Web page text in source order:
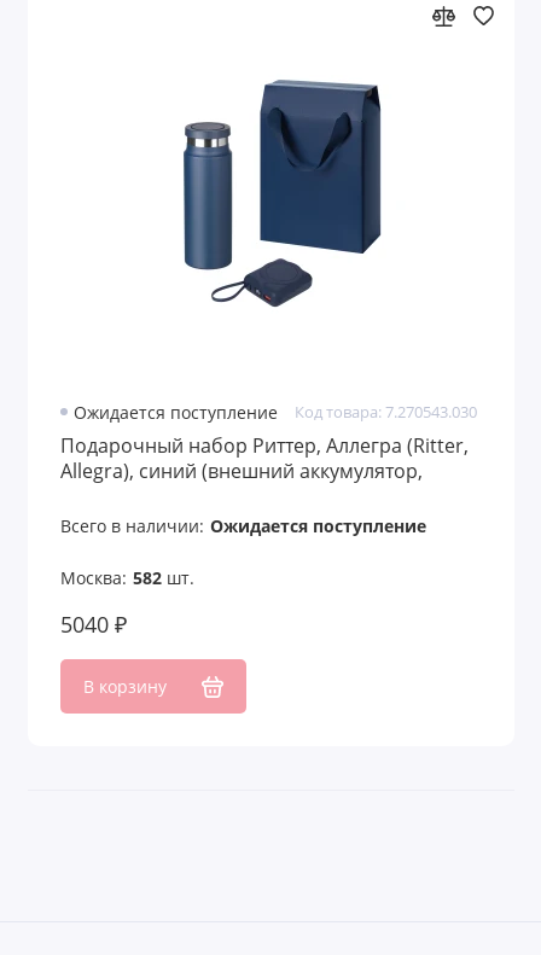
Ожидается поступление Код товара: 7.270543.030
Подарочный набор Риттер, Аллегра (Ritter,
Allegra), синий (внешний аккумулятор,
Всего в наличии: Ожидается поступление
Москва: 582шт.
5040 ₽
В корзину